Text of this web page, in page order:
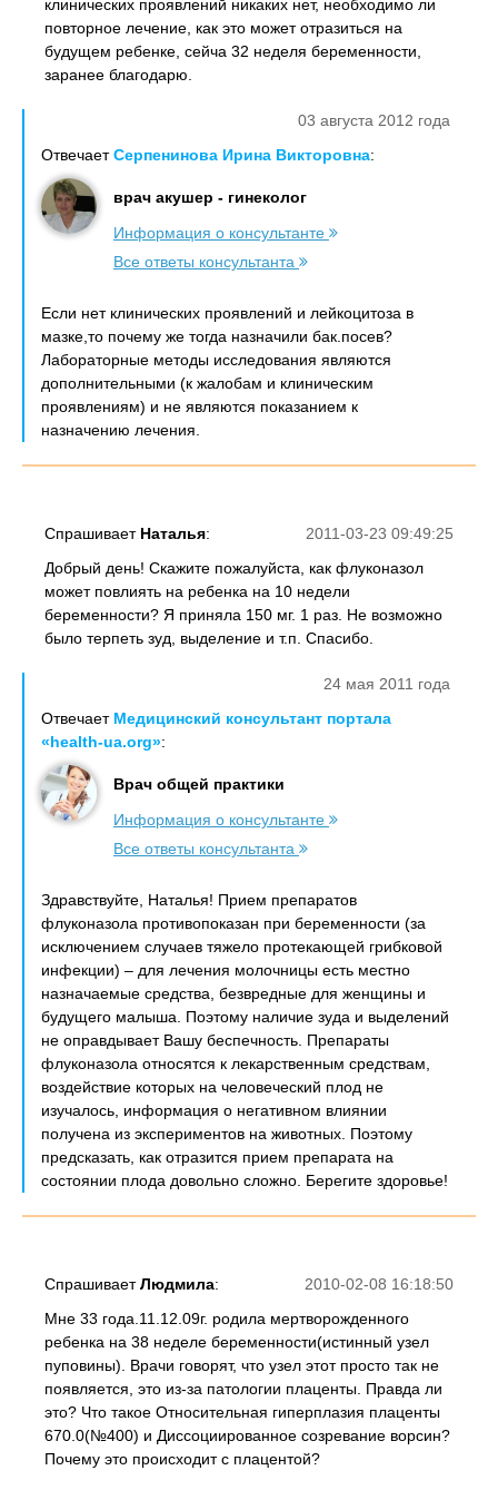
клинических проявлений никаких нет, необходимо ли
повторное лечение, как это может отразиться на
будущем ребенке, сейча 32 неделя беременности,
заранее благодарю.
03 августа 2012 года
ОтвечаетСерпенинова Ирина Викторовна:
врач акушер - гинеколог
Информация о консультанте
Все ответы консультанта
Если нет клинических проявлений и лейкоцитоза в
мазке,то почему же тогда назначили бак.посев?
Лабораторные методы исследования являются
дополнительными (к жалобам и клиническим
проявлениям) и не являются показанием к
назначению лечения.
2011-03-23 09:49:25
Спрашивает Наталья:
Добрый день! Скажите пожалуйста, как флуконазол
может повлиять на ребенка на 10 недели
беременности? Я приняла 150 мг. 1 раз. Не возможно
было терпеть зуд, выделение и т.п. Спасибо.
24 мая 2011 года
Отвечает Медицинский консультант портала
«health-ua.org»:
Врач общей практики
Информация о консультанте
Все ответы консультанта
Здравствуйте, Наталья! Прием препаратов
флуконазола противопоказан при беременности (за
исключением случаев тяжело протекающей грибковой
инфекции) – для лечения молочницы есть местно
назначаемые средства, безвредные для женщины и
будущего малыша. Поэтому наличие зуда и выделений
не оправдывает Вашу беспечность. Препараты
флуконазола относятся к лекарственным средствам,
воздействие которых на человеческий плод не
изучалось, информация о негативном влиянии
получена из экспериментов на животных. Поэтому
предсказать, как отразится прием препарата на
состоянии плода довольно сложно. Берегите здоровье!
2010-02-08 16:18:50
СпрашиваетЛюдмила:
Мне 33 года.11.12.09г. родила мертворожденного
ребенка на 38 неделе беременности(истинный узел
пуповины). Врачи говорят, что узел этот просто так не
появляется, это из-за патологии плаценты. Правда ли
это? Что такое Относительная гиперплазия плаценты
670.0(№400) и Диссоциированное созревание ворсин?
Почему это происходит с плацентой?